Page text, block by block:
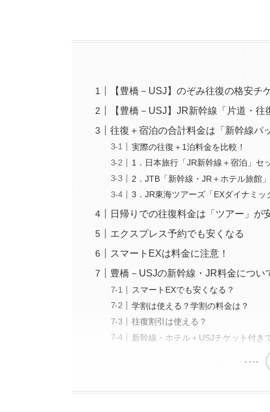
【豊橋－USJ】のぞみ往復の格安チ
【豊橋－USJ】JR新幹線「片道・往
往復＋宿泊の合計料金は「新幹線パ
実際の往復＋1泊料金を比較！
1．日本旅行「JR新幹線＋宿泊」セ
2．JTB「新幹線・JR＋ホテル旅館」
3．JR東海ツアーズ「EXダイナミッ
日帰りでの往復料金は「ツアー」が
エクスプレス予約でも安くなる
スマートEXは料金に注意！
豊橋－USJの新幹線・JR料金につい
スマートEXでも安くなる？
学割は使える？学割の料金は？
往復割引は使える？
新幹線・ホテル＋USJチケット付き